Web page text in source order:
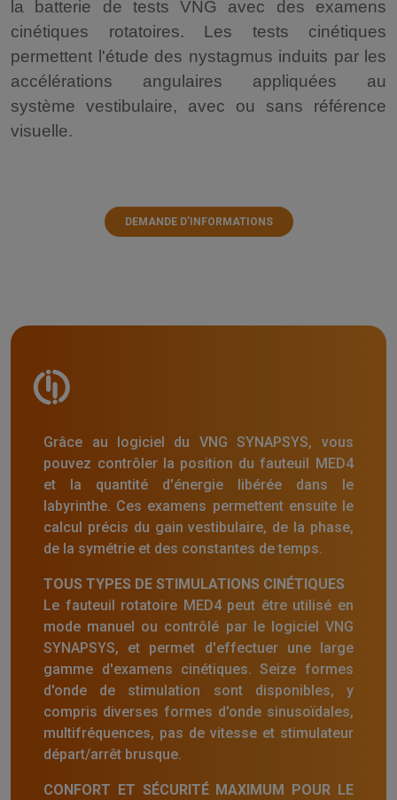
la batterie de tests VNG avec des examens
cinétiques rotatoires. Les tests cinétiques
permettent l'étude des nystagmus induits par les
accélérations angulaires appliquées au
système vestibulaire, avec ou sans référence
visuelle.
DEMANDE D’INFORMATIONS
Grâce au logiciel du VNG SYNAPSYS, vous
pouvez contrôler la position du fauteuil MED4
et la quantité d'énergie libérée dans le
labyrinthe. Ces examens permettent ensuite le
calcul précis du gain vestibulaire, de la phase,
de la symétrie et des constantes de temps.
TOUS TYPES DE STIMULATIONS CINÉTIQUES
Le fauteuil rotatoire MED4 peut être utilisé en
mode manuel ou contrôlé par le logiciel VNG
SYNAPSYS, et permet d'effectuer une large
gamme d'examens cinétiques. Seize formes
d'onde de stimulation sont disponibles, y
compris diverses formes d'onde sinusoïdales,
multifréquences, pas de vitesse et stimulateur
départ/arrêt brusque.
CONFORT ET SÉCURITÉ MAXIMUM POUR LE